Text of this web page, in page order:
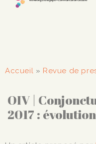
Accueil » Revue de
OIV |
2017 :